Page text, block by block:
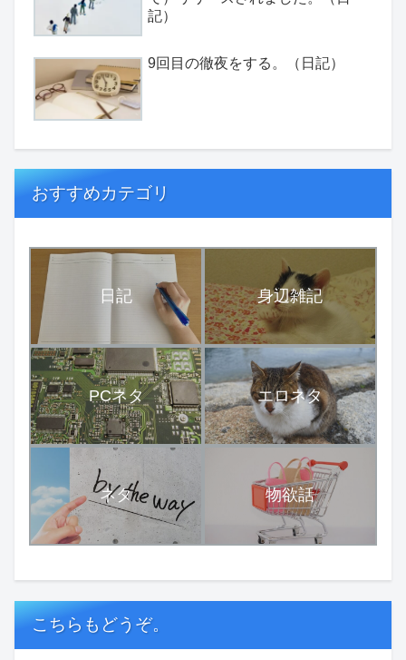
記）
9回目の徹夜をする。（日記）
おすすめカテゴリ
日記 身辺雑記
PCネタ エロネタ
ネタ 物欲話
こちらもどうぞ。